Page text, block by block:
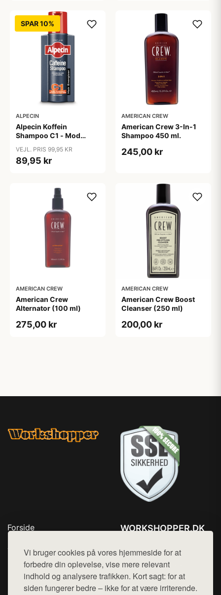
Vi bruger cookies på vores hjemmeside for at
forbedre din oplevelse, vise mere relevant
indhold og analysere trafikken. Kort sagt: for at
siden fungerer bedre – ikke for at være irriterende.
SPAR 10%
ALPECIN
Alpecin Koffein
Shampoo C1 - Mod
VEJL. PRIS 99,95 KR
89,95 kr
AMERICAN CREW
American Crew 3-In-1
Shampoo 450 ml.
245,00 kr
AMERICAN CREW
American Crew
Alternator (100 ml)
275,00 kr
AMERICAN CREW
American Crew Boost
Cleanser (250 ml)
200,00 kr
Forside
Top Rabatter
Kontakt
WORKSHOPPER.DK
Mail: hej@want.dk
Cookie- og privatlivspolitik